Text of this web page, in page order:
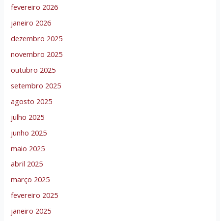
fevereiro 2026
janeiro 2026
dezembro 2025
novembro 2025
outubro 2025
setembro 2025
agosto 2025
julho 2025
junho 2025
maio 2025
abril 2025
março 2025
fevereiro 2025
janeiro 2025